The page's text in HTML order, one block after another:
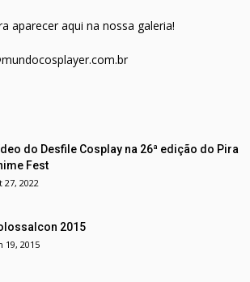
aparecer aqui na nossa galeria!
do Desfile Cosplay na 26ª edição do Pira
Fest
27, 2022
2015
19, 2015